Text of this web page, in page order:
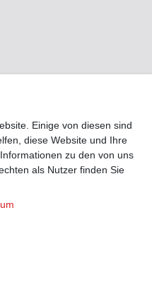
Einige von diesen sind
diese Website und Ihre
zu den von uns
als Nutzer finden Sie